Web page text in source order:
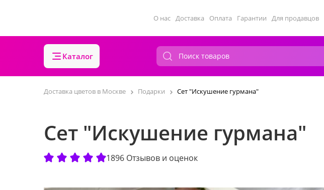
О нас Доставка Оплата Гарантии Для продавцов
Каталог
Доставка цветов в Москве Подарки Сет "Искушение гурмана"
Сет "Искушение гурмана"
1896 Отзывов и оценок